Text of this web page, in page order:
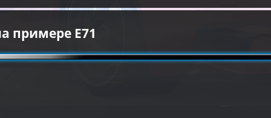
примере E71